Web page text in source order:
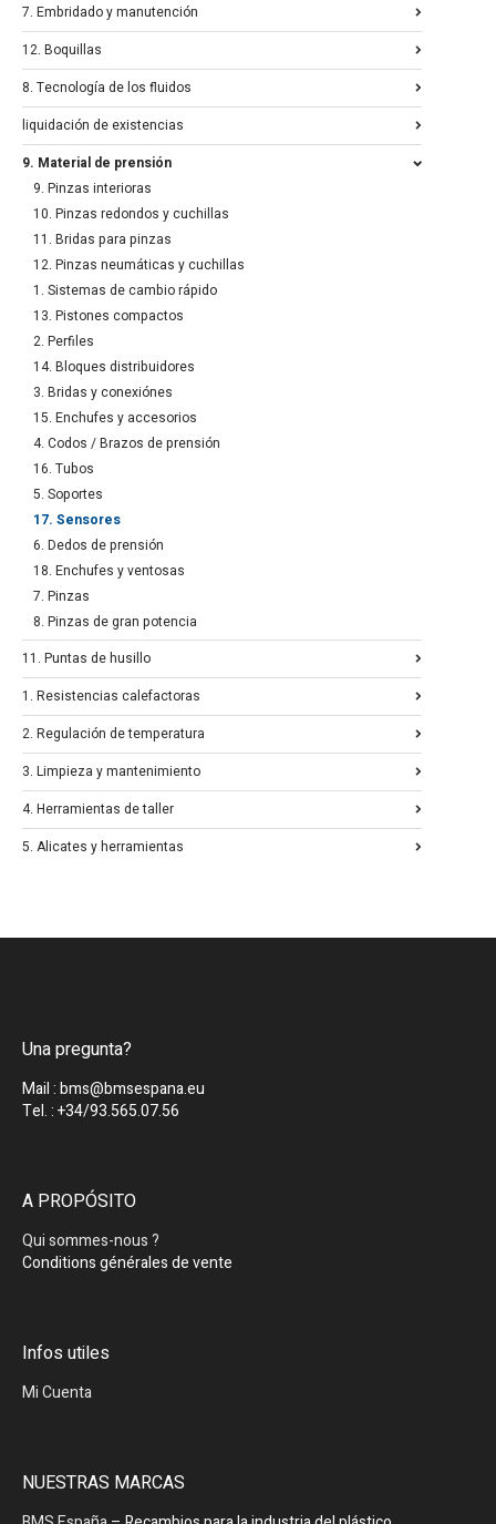
7. Embridado y manutención
12. Boquillas
8. Tecnología de los fluidos
liquidación de existencias
9. Material de prensión
9. Pinzas interioras
10. Pinzas redondos y cuchillas
11. Bridas para pinzas
12. Pinzas neumáticas y cuchillas
1. Sistemas de cambio rápido
13. Pistones compactos
2. Perfiles
14. Bloques distribuidores
3. Bridas y conexiónes
15. Enchufes y accesorios
4. Codos / Brazos de prensión
16. Tubos
5. Soportes
17. Sensores
6. Dedos de prensión
18. Enchufes y ventosas
7. Pinzas
8. Pinzas de gran potencia
11. Puntas de husillo
1. Resistencias calefactoras
2. Regulación de temperatura
3. Limpieza y mantenimiento
4. Herramientas de taller
5. Alicates y herramientas
Una pregunta?
Mail : bms@bmsespana.eu
Tel. : +34/93.565.07.56
A PROPÓSITO
Qui sommes-nous ?
Conditions générales de vente
Infos utiles
Mi Cuenta
NUESTRAS MARCAS